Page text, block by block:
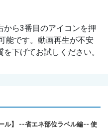
ら3番目のアイコンを押
能です。動画再生が不安
下げてお試しください。
ル】 --省エネ部位ラベル編-- 使